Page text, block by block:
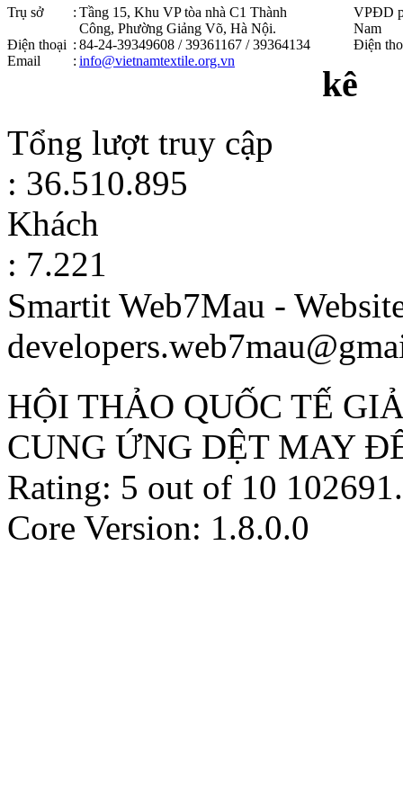
Trụ sở : Tầng 15, Khu VP tòa nhà C1 Thành
Công, Phường Giảng Võ, Hà Nội .
Điện thoại : 84-24-39349608 / 39361167 / 39364134
Email
: info@vietnamtextile.org.vn
VPĐD
Nam
Điện
kê
Tổng lượt truy cập
: 36.510.895
Khách
: 7.221
Smartit Web7Mau -
HỘI THẢO QUỐC TẾ
CUNG ỨNG DỆT MAY
Rating: 5 out of 10 102691.
Core Version: 1.8.0.0